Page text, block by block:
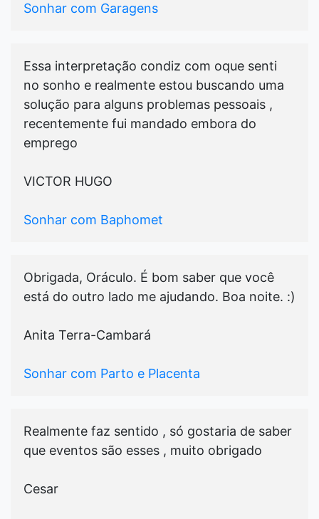
Sonhar com Garagens
Essa interpretação condiz com oque senti
no sonho e realmente estou buscando uma
solução para alguns problemas pessoais ,
recentemente fui mandado embora do
emprego
VICTOR HUGO
Sonhar com Baphomet
Obrigada, Oráculo. É bom saber que você
está do outro lado me ajudando. Boa noite. :)
Anita Terra-Cambará
Sonhar com Parto e Placenta
Realmente faz sentido , só gostaria de saber
que eventos são esses , muito obrigado
Cesar